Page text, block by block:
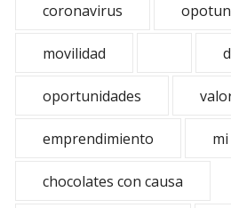
coronavirus
movilidad
oportunidades
emprendimiento
chocolates con causa